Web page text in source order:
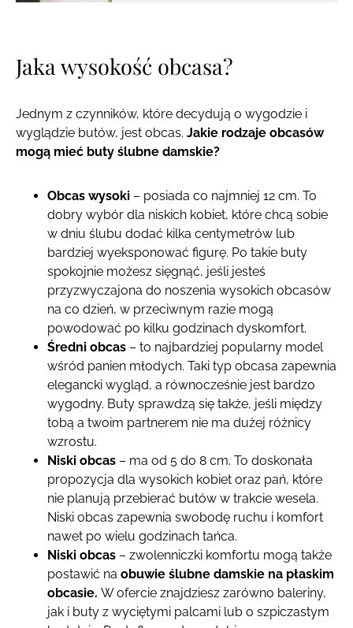
Jaka wysokość obcasa?
Jednym z czynników, które decydują o wygodzie i
wyglądzie butów, jest obcas. Jakie rodzaje obcasów
mogą mieć buty ślubne damskie?
Obcas wysoki – posiada co najmniej 12 cm. To
dobry wybór dla niskich kobiet, które chcą sobie
w dniu ślubu dodać kilka centymetrów lub
bardziej wyeksponować figurę. Po takie buty
spokojnie możesz sięgnąć, jeśli jesteś
przyzwyczajona do noszenia wysokich obcasów
na co dzień, w przeciwnym razie mogą
powodować po kilku godzinach dyskomfort.
Średni obcas – to najbardziej popularny model
wśród panien młodych. Taki typ obcasa zapewnia
elegancki wygląd, a równocześnie jest bardzo
wygodny. Buty sprawdzą się także, jeśli między
tobą a twoim partnerem nie ma dużej różnicy
wzrostu.
Niski obcas – ma od 5 do 8 cm. To doskonała
propozycja dla wysokich kobiet oraz pań, które
nie planują przebierać butów w trakcie wesela.
Niski obcas zapewnia swobodę ruchu i komfort
nawet po wielu godzinach tańca.
Niski obcas – zwolenniczki komfortu mogą także
postawić na obuwie ślubne damskie na płaskim
obcasie. W ofercie znajdziesz zarówno baleriny,
jak i buty z wyciętymi palcami lub o szpiczastym